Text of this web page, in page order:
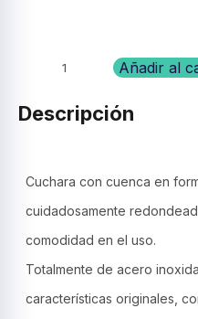
Cuchara
postre,
acero
cantidad
Añadir al
Descripción
Cuchara con cuenca en
cuidadosamente
comodidad en el uso.
Totalmente de acero
características originales,